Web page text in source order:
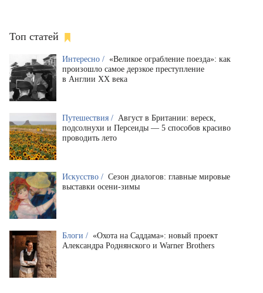
Топ статей
Интересно / «Великое ограбление поезда»: как
произошло самое дерзкое преступление
в Англии XX века
Путешествия / Август в Британии: вереск,
подсолнухи и Персеиды — 5 способов красиво
проводить лето
Искусство / Сезон диалогов: главные мировые
выставки осени-зимы
Блоги / «Охота на Саддама»: новый проект
Александра Роднянского и Warner Brothers